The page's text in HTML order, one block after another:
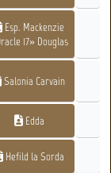
Esp. Mackenzie
17» Douglas
Salonia Carvain
Edda
Hefild la Sorda